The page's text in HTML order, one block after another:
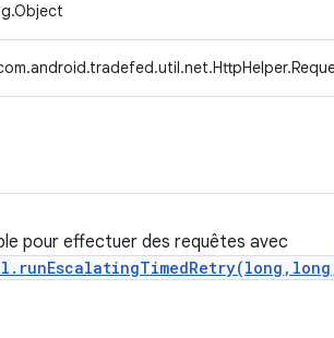
pour effectuer des requêtes avec